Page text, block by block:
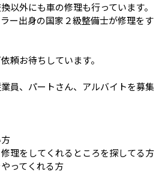
以外にも車の修理も行っています。
ー出身の国家２級整備士が修理をす
頼お待ちしています。
員、パートさん、アルバイトを募集
理をしてくれるところを探してる方
ってくれる方